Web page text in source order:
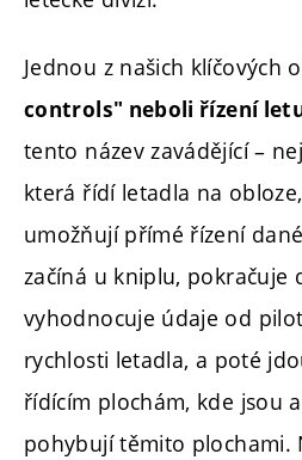
Jednou z našich klíčových
controls" neboli řízení
tento název zavádějící –
která řídí letadla na
umožňují přímé řízení
začíná u kniplu, pokračuje
vyhodnocuje údaje od
rychlosti letadla, a poté
řídícím plochám, kde jsou
pohybují těmito plochami.